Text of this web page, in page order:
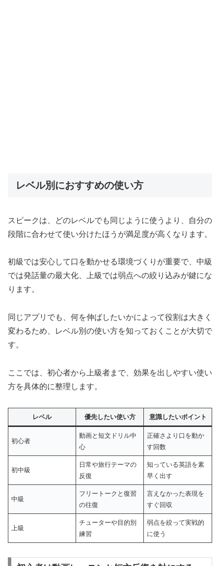
レベル別におすすめの使い方
スピークは、どのレベルでも同じように使うより、自分の
段階に合わせて使い分けたほうが満足度が高くなります。
初級では安心して口を動かせる環境づくりが重要で、中級
では発話量の最大化、上級では弱点への絞り込みが鍵にな
ります。
同じアプリでも、何を伸ばしたいかによって役割は大きく
変わるため、レベル別の使い方を知っておくことが大切で
す。
ここでは、初心者から上級者まで、効果を出しやすい使い
方を具体的に整理します。
レベル 優先したい使い方 意識したいポイント
初心者
動画と短文ドリル中
心
正確さより口を動か
す回数
初中級
日常や旅行テーマの
反復
知っている英語を素
早く出す
中級
フリートークと復習
の往復
言えなかった表現を
すぐ回収
上級
チューターや目的別
練習
弱点を絞って実戦的
に使う